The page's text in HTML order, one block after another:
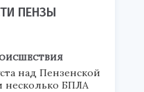
ПЕНЗЫ
над Пензенской
несколько БПЛА